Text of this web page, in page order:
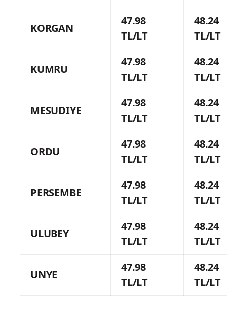
KORGAN
47.98
TL/LT
48.24
TL/LT
KUMRU
47.98
TL/LT
48.24
TL/LT
MESUDIYE
47.98
TL/LT
48.24
TL/LT
ORDU
47.98
TL/LT
48.24
TL/LT
PERSEMBE
47.98
TL/LT
48.24
TL/LT
ULUBEY
47.98
TL/LT
48.24
TL/LT
UNYE
47.98
TL/LT
48.24
TL/LT